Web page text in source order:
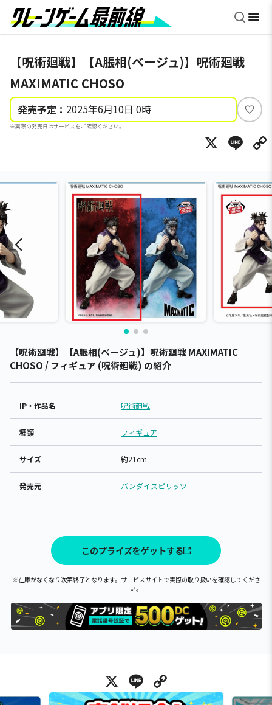
【呪術廻戦】【A脹相(ベージュ)】呪術廻戦
MAXIMATIC CHOSO
発売予定： 2025年6月10日 0時
※実際の発売日はサービスをご確認ください。
い
ね
X
【呪術廻戦】【A脹相(ベージュ)】呪術廻戦 MAXIMATIC
CHOSO / フィギュア (呪術廻戦) の紹介
IP・作品名 呪術廻戦
種類 フィギュア
サイズ 約21cm
発売元 バンダイスピリッツ
このプライズをゲットする
※在庫がなくなり次第終了となります。サービスサイトで実際の取り扱いを確認してくださ
い。
X Line